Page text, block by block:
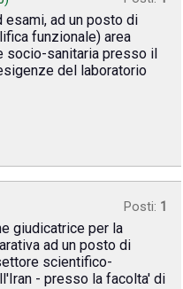
ad un posto di
funzionale) area
socio-sanitaria presso il
del laboratorio
Posti: 1
giudicatrice per la
ad un posto di
scientifico-
- presso la facolta' di